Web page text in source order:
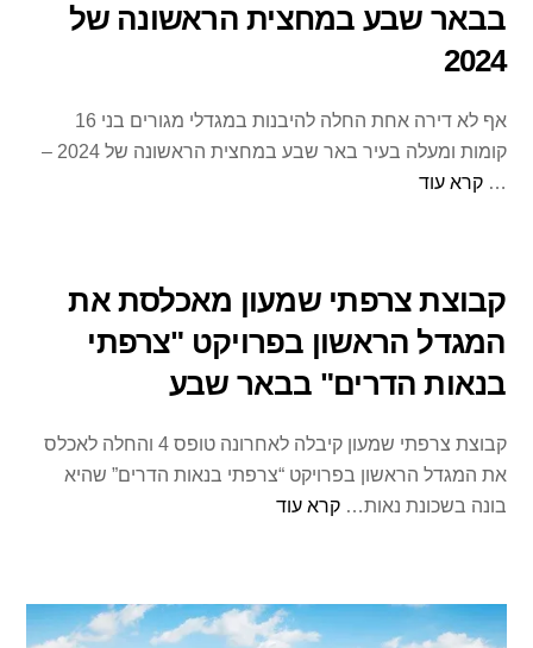
בבאר שבע במחצית הראשונה של
2024
אף לא דירה אחת החלה להיבנות במגדלי מגורים בני 16
קומות ומעלה בעיר באר שבע במחצית הראשונה של 2024 –
…קרא עוד
קבוצת צרפתי שמעון מאכלסת את
המגדל הראשון בפרויקט "צרפתי
בנאות הדרים" בבאר שבע
קבוצת צרפתי שמעון קיבלה לאחרונה טופס 4 והחלה לאכלס
את המגדל הראשון בפרויקט “צרפתי בנאות הדרים” שהיא
בונה בשכונת נאות…קרא עוד